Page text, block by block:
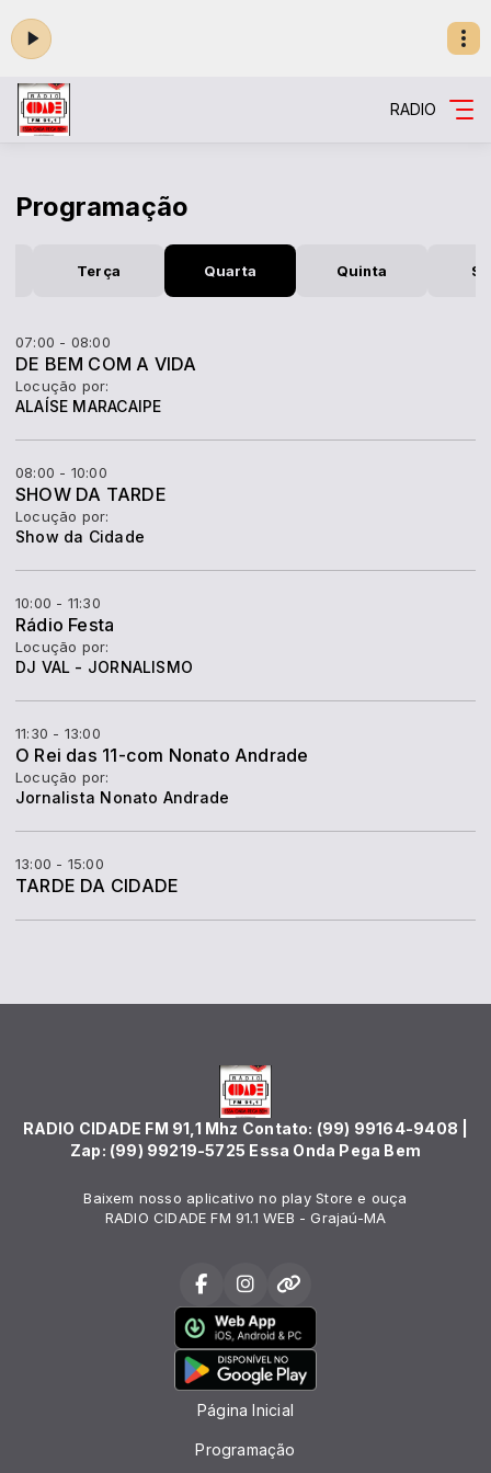
RADIO
Programação
Terça Quarta Quinta
07:00 - 08:00
DE BEM COM A VIDA
Locução por:
ALAÍSE MARACAIPE
08:00 - 10:00
SHOW DA TARDE
Locução por:
Show da Cidade
10:00 - 11:30
Rádio Festa
Locução por:
DJ VAL - JORNALISMO
11:30 - 13:00
O Rei das 11-com Nonato Andrade
Locução por:
Jornalista Nonato Andrade
13:00 - 15:00
TARDE DA CIDADE
RADIO CIDADE FM 91,1 Mhz Contato: (99) 99164-9408 |
Zap: (99) 99219-5725 Essa Onda Pega Bem
Baixem nosso aplicativo no play Store e ouça
RADIO CIDADE FM 91.1 WEB - Grajaú-MA
Página Inicial
Programação